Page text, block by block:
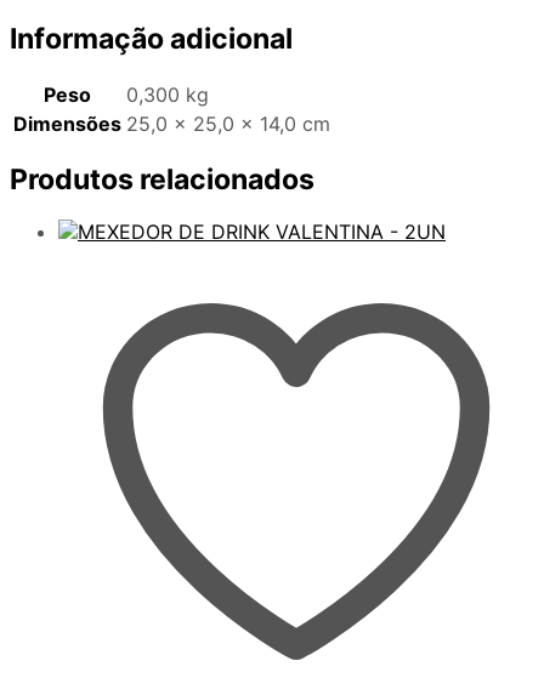
Informação adicional
Peso
0,300 kg
Dimensões 25,0 × 25,0 × 14,0 cm
Produtos relacionados